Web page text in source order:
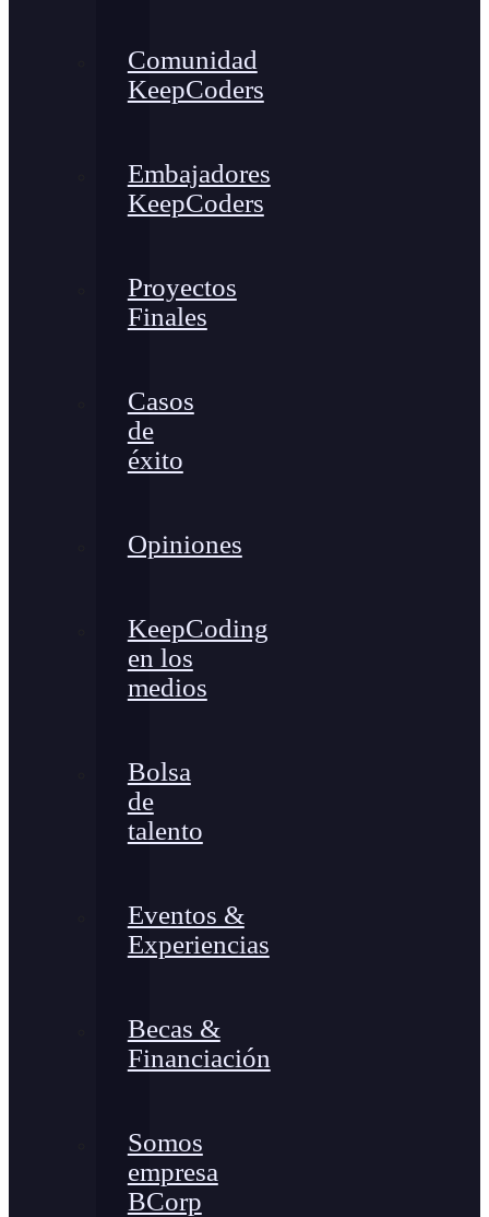
Comunidad
KeepCoders
Embajadores
KeepCoders
Proyectos
Finales
Casos
de
éxito
Opiniones
KeepCoding
en los
medios
Bolsa
de
talento
Eventos &
Experiencias
Becas &
Financiación
Somos
empresa
BCorp